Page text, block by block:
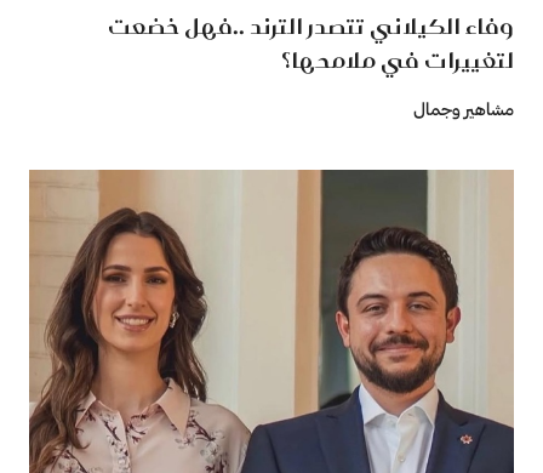
وفاء الكيلاني تتصدر الترند ..فهل خضعت
لتغييرات في ملامحها؟
مشاهير وجمال